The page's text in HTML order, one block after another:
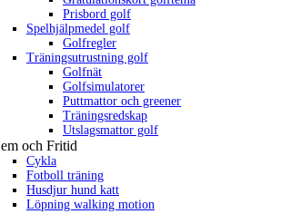
Prisbord golf
Spelhjälpmedel golf
Golfregler
Träningsutrustning golf
Golfnät
Golfsimulatorer
Puttmattor och greener
Träningsredskap
Utslagsmattor golf
och Fritid
Cykla
Fotboll träning
Husdjur hund katt
Löpning walking motion